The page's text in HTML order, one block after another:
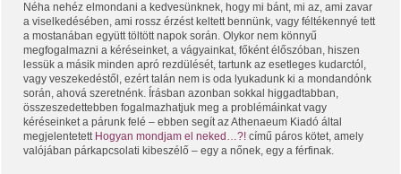
Néha nehéz elmondani a kedvesünknek, hogy mi bánt, mi az, ami zavar
a viselkedésében, ami rossz érzést keltett bennünk, vagy féltékennyé tett
a mostanában együtt töltött napok során. Olykor nem könnyű
megfogalmazni a kéréseinket, a vágyainkat, főként élőszóban, hiszen
lessük a másik minden apró rezdülését, tartunk az esetleges kudarctól,
vagy veszekedéstől, ezért talán nem is oda lyukadunk ki a mondandónk
során, ahová szeretnénk. Írásban azonban sokkal higgadtabban,
összeszedettebben fogalmazhatjuk meg a problémáinkat vagy
kéréseinket a párunk felé – ebben segít az Athenaeum Kiadó által
megjelentetett Hogyan mondjam el neked…?! című páros kötet, amely
valójában párkapcsolati kibeszélő – egy a nőnek, egy a férfinak.